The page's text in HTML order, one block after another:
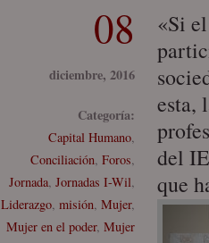
08
diciembre, 2016
Categoría:
Capital Humano,
Conciliación, Foros,
Jornada, Jornadas I-Wil,
Liderazgo, misión, Mujer,
Mujer en el poder, Mujer
«Si
esta,
del
que